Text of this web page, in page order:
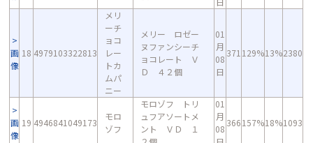
画
像
18 4979103322813
メリ
ーチ
ョコ
レー
トカ
ムパ
ニー
メリー ロゼー
ヌファンシーチ
ョコレート Ｖ
Ｄ ４２個
01
月
08
日
371 129%13%2380
画
像
19 4946841049173
モロ
ゾフ
モロゾフ トリ
ュフアソートメ
ント ＶＤ １
01
月
08
366157%18%1093